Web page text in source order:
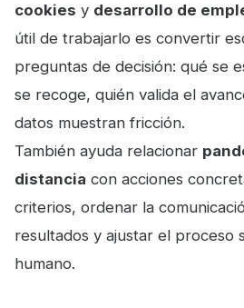
cookies y desarrollo de
útil de trabajarlo es convertir
preguntas de decisión: qué se
se recoge, quién valida el
datos muestran fricción.
También ayuda relacionar
distancia con acciones
criterios, ordenar la
resultados y ajustar el proceso
humano.